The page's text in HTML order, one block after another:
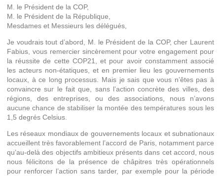
M. le Président de la COP,
M. le Président de la République,
Mesdames et Messieurs les délégués,
Je voudrais tout d’abord, M. le Président de la COP, cher Laurent
Fabius, vous remercier sincèrement pour votre engagement pour
la réussite de cette COP21, et pour avoir constamment associé
les acteurs non-étatiques, et en premier lieu les gouvernements
locaux, à ce long processus. Mais je sais que vous n’êtes pas à
convaincre sur le fait que, sans l’action concrète des villes, des
régions, des entreprises, ou des associations, nous n’avons
aucune chance de stabiliser la montée des températures sous les
1,5 degrés Celsius.
Les réseaux mondiaux de gouvernements locaux et subnationaux
accueillent très favorablement l’accord de Paris, notamment parce
qu’au-delà des objectifs ambitieux présents dans cet accord, nous
nous félicitons de la présence de châpitres très opérationnels
pour renforcer l’action sans tarder, par exemple pour la période